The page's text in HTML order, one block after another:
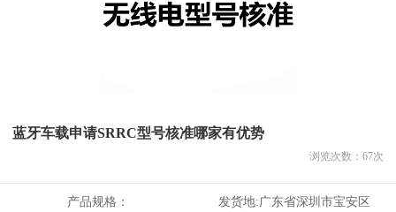
蓝牙车载申请SRRC型号核准哪家有优势
浏览次数： 67次
产品规格： 发货地:广东省深圳市宝安区